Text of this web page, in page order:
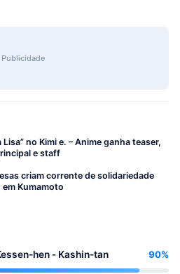
Publicidade
no Kimi e. – Anime ganha teaser,
e staff
criam corrente de solidariedade
Kumamoto
hen - Kashin-tan 90%